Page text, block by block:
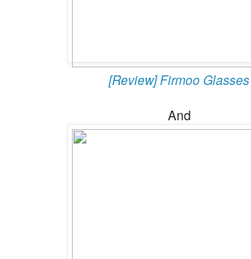
[Review] Firmoo Glasses
And